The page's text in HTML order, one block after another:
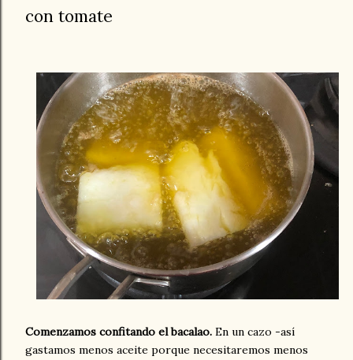
con tomate
Comenzamos confitando el bacalao. En un cazo -así
gastamos menos aceite porque necesitaremos menos